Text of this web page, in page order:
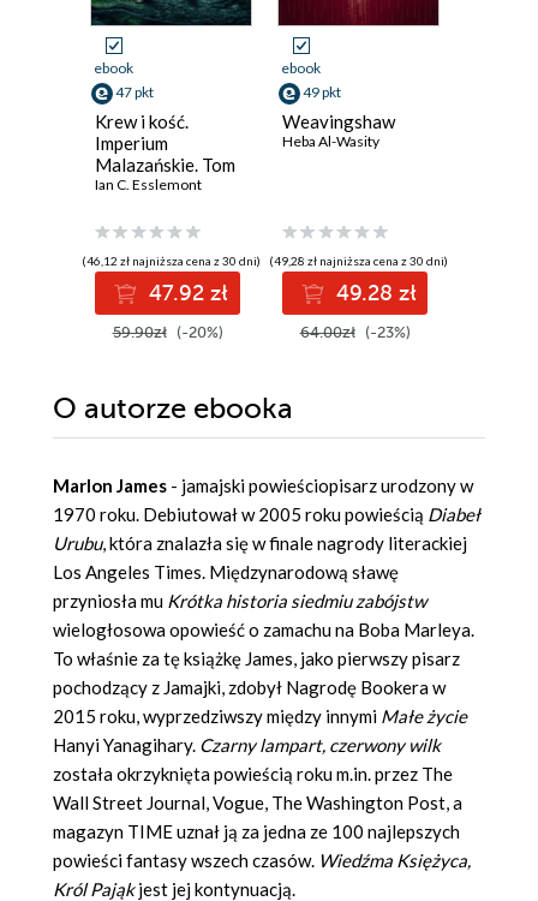
ebook
47 pkt
Krew i kość.
Imperium
Malazańskie. Tom
5
Ian C. Esslemont
(46,12 zł najniższa cena z 30 dni)
47.92 zł
59.90zł (-20%)
ebook
49 pkt
Weavingshaw
Heba Al-Wasity
(49,28 zł najniższa cena z 30 dni)
49.28 zł
64.00zł (-23%)
O autorze ebooka
Marlon James - jamajski powieściopisarz urodzony w
1970 roku. Debiutował w 2005 roku powieścią Diabeł
Urubu, która znalazła się w finale nagrody literackiej
Los Angeles Times. Międzynarodową sławę
przyniosła mu Krótka historia siedmiu zabójstw
wielogłosowa opowieść o zamachu na Boba Marleya.
To właśnie za tę książkę James, jako pierwszy pisarz
pochodzący z Jamajki, zdobył Nagrodę Bookera w
2015 roku, wyprzedziwszy między innymi Małe życie
Hanyi Yanagihary. Czarny lampart, czerwony wilk
została okrzyknięta powieścią roku m.in. przez The
Wall Street Journal, Vogue, The Washington Post, a
magazyn TIME uznał ją za jedna ze 100 najlepszych
powieści fantasy wszech czasów. Wiedźma Księżyca,
Król Pająkjest jej kontynuacją.